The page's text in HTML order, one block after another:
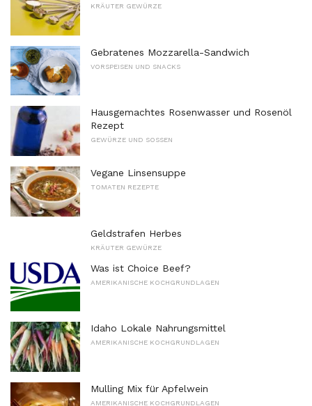
KRÄUTER GEWÜRZE
Gebratenes Mozzarella-Sandwich
VORSPEISEN UND SNACKS
Hausgemachtes Rosenwasser und Rosenöl
Rezept
GEWÜRZE UND SOSSEN
Vegane Linsensuppe
TOMATEN REZEPTE
Geldstrafen Herbes
KRÄUTER GEWÜRZE
Was ist Choice Beef?
AMERIKANISCHE KOCHGRUNDLAGEN
Idaho Lokale Nahrungsmittel
AMERIKANISCHE KOCHGRUNDLAGEN
Mulling Mix für Apfelwein
AMERIKANISCHE KOCHGRUNDLAGEN